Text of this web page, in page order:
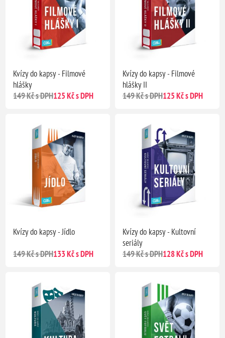
Kvízy do kapsy - Filmové
hlášky
149 Kč s DPH125 Kč s DPH
Kvízy do kapsy - Filmové
hlášky II
149 Kč s DPH125 Kč s DPH
Kvízy do kapsy - Jídlo
149 Kč s DPH133 Kč s DPH
Kvízy do kapsy - Kultovní
seriály
149 Kč s DPH128 Kč s DPH